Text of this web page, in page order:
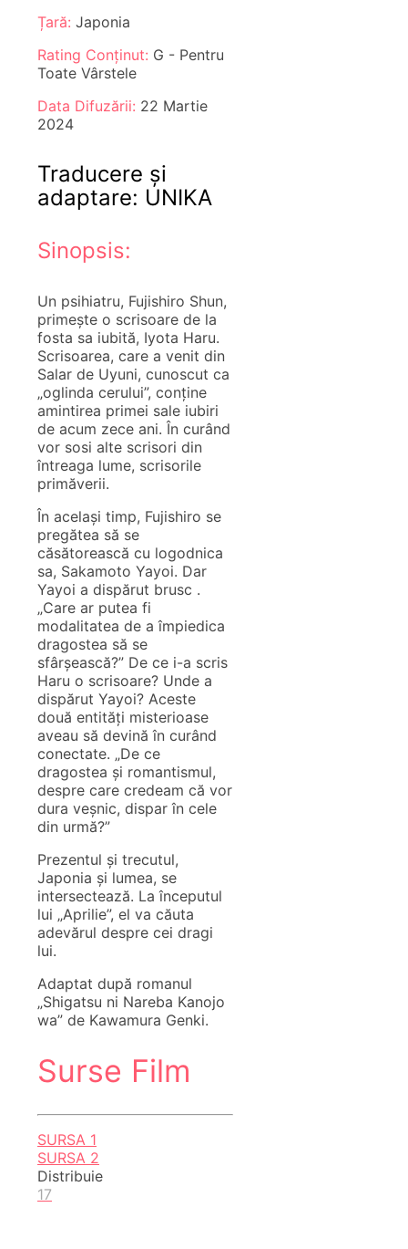
Țară: Japonia
Rating Conținut: G - Pentru
Toate Vârstele
Data Difuzării: 22 Martie
2024
Traducere și
adaptare: UNIKA
Sinopsis:
Un psihiatru, Fujishiro Shun,
primește o scrisoare de la
fosta sa iubită, Iyota Haru.
Scrisoarea, care a venit din
Salar de Uyuni, cunoscut ca
„oglinda cerului”, conține
amintirea primei sale iubiri
de acum zece ani. În curând
vor sosi alte scrisori din
întreaga lume, scrisorile
primăverii.
În același timp, Fujishiro se
pregătea să se
căsătorească cu logodnica
sa, Sakamoto Yayoi. Dar
Yayoi a dispărut brusc .
„Care ar putea fi
modalitatea de a împiedica
dragostea să se
sfârșească?” De ce i-a scris
Haru o scrisoare? Unde a
dispărut Yayoi? Aceste
două entități misterioase
aveau să devină în curând
conectate. „De ce
dragostea și romantismul,
despre care credeam că vor
dura veșnic, dispar în cele
din urmă?”
Prezentul și trecutul,
Japonia și lumea, se
intersectează. La începutul
lui „Aprilie”, el va căuta
adevărul despre cei dragi
lui.
Adaptat după romanul
„Shigatsu ni Nareba Kanojo
wa” de Kawamura Genki.
Surse Film
SURSA 1
SURSA 2
Distribuie
17